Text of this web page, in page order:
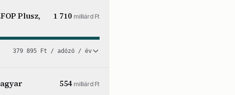
Plusz,
1 710milliárd Ft
379 895 Ft / adózó / év
554milliárd Ft